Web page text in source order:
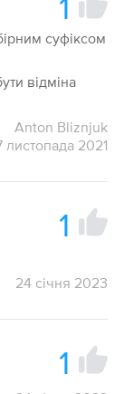
1
суфіксом
відміна
Anton Bliznjuk
листопада 2021
1
24 січня 2023
1